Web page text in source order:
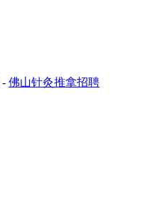
- 佛山针灸推拿招聘